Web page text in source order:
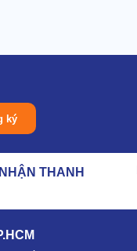
ký
THANH